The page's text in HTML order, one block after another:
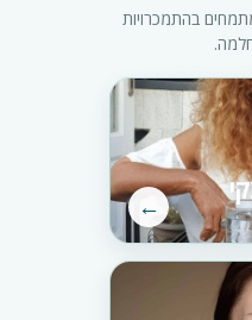
בהתמכרויות
←